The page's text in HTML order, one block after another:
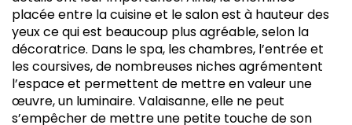
placée entre la cuisine et le salon est à hauteur des
yeux ce qui est beaucoup plus agréable, selon la
décoratrice. Dans le spa, les chambres, l’entrée et
les coursives, de nombreuses niches agrémentent
l’espace et permettent de mettre en valeur une
œuvre, un luminaire. Valaisanne, elle ne peut
s’empêcher de mettre une petite touche de son